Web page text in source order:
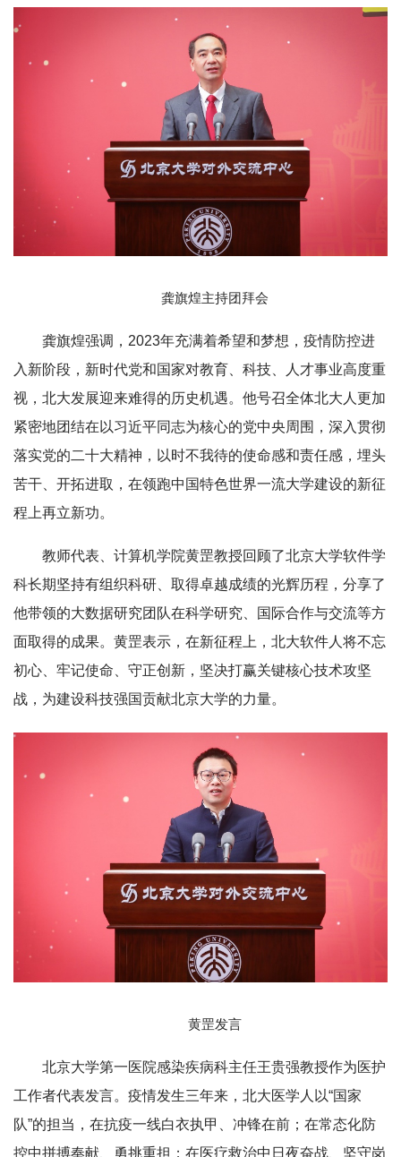
龚旗煌主持团拜会
龚旗煌强调，2023年充满着希望和梦想，疫情防控进
入新阶段，新时代党和国家对教育、科技、人才事业高度重
视，北大发展迎来难得的历史机遇。他号召全体北大人更加
紧密地团结在以习近平同志为核心的党中央周围，深入贯彻
落实党的二十大精神，以时不我待的使命感和责任感，埋头
苦干、开拓进取，在领跑中国特色世界一流大学建设的新征
程上再立新功。
教师代表、计算机学院黄罡教授回顾了北京大学软件学
科长期坚持有组织科研、取得卓越成绩的光辉历程，分享了
他带领的大数据研究团队在科学研究、国际合作与交流等方
面取得的成果。黄罡表示，在新征程上，北大软件人将不忘
初心、牢记使命、守正创新，坚决打赢关键核心技术攻坚
战，为建设科技强国贡献北京大学的力量。
黄罡发言
北京大学第一医院感染疾病科主任王贵强教授作为医护
工作者代表发言。疫情发生三年来，北大医学人以“国家
队”的担当，在抗疫一线白衣执甲、冲锋在前；在常态化防
控中拼搏奉献、勇挑重担；在医疗救治中日夜奋战、坚守岗